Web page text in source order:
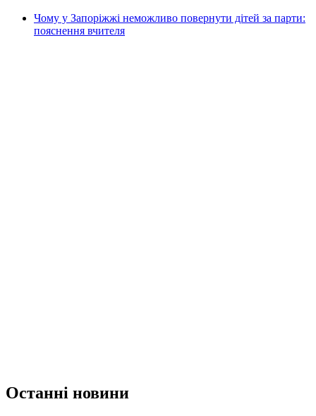
Чому у Запоріжжі неможливо повернути дітей за парти:
пояснення вчителя
Останні новини